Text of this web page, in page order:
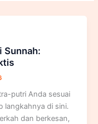
Sunnah:
putri Anda sesuai
langkahnya di sini.
dan berkesan,